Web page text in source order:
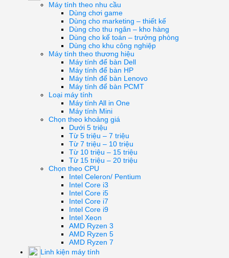
Máy tính theo nhu cầu
Dùng chơi game
Dùng cho marketing – thiết kế
Dùng cho thu ngân – kho hàng
Dùng cho kế toán – trưởng phòng
Dùng cho khu công nghiệp
Máy tính theo thương hiệu
Máy tính để bàn Dell
Máy tính để bàn HP
Máy tính để bàn Lenovo
Máy tính để bàn PCMT
Loại máy tính
Máy tính All in One
Máy tính Mini
Chọn theo khoảng giá
Dưới 5 triệu
Từ 5 triệu – 7 triệu
Từ 7 triệu – 10 triệu
Từ 10 triệu – 15 triệu
Từ 15 triệu – 20 triệu
Chọn theo CPU
Intel Celeron/ Pentium
Intel Core i3
Intel Core i5
Intel Core i7
Intel Core i9
Intel Xeon
AMD Ryzen 3
AMD Ryzen 5
AMD Ryzen 7
Linh kiện máy tính